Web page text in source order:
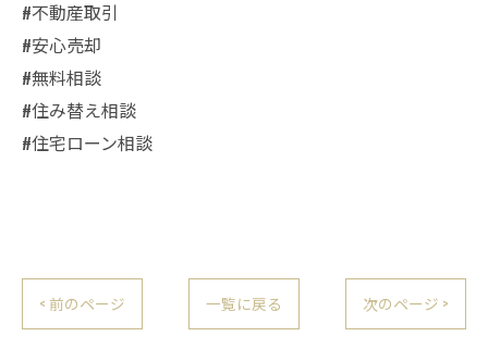
#不動産取引
#安心売却
#無料相談
#住み替え相談
#住宅ローン相談
< 前のページ 一覧に戻る 次のページ >